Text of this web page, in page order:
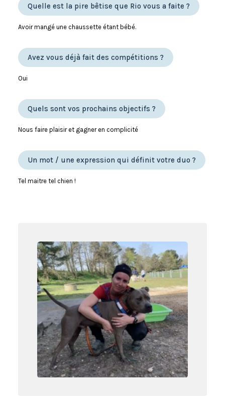
Quelle est la pire bêtise que Rio vous a faite ?
Avoir mangé une chaussette étant bébé.
Avez vous déjà fait des compétitions ?
Oui
Quels sont vos prochains objectifs ?
Nous faire plaisir et gagner en complicité
Un mot / une expression qui définit votre duo ?
Tel maitre tel chien !